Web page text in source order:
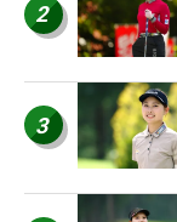
2
3